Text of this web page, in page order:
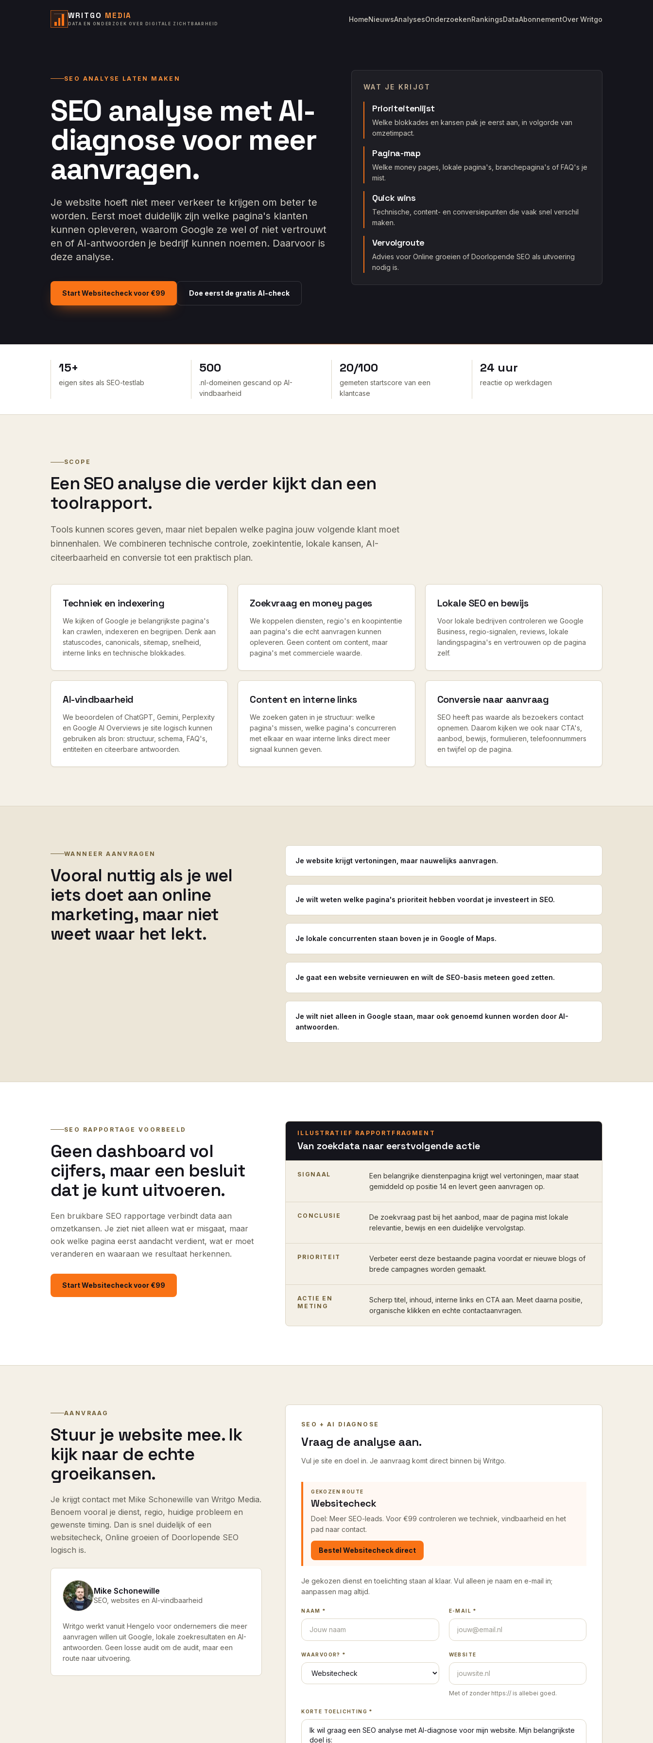
WRITGO MEDIA
DATA EN ONDERZOEK OVER DIGITALE ZICHTBAARHEID
HomeNieuwsAnalysesOnderzoekenRankingsDataAbonnementOver Writgo
SEO ANALYSE LATEN MAKEN
SEO analyse met AI-
diagnose voor meer
aanvragen.
Je website hoeft niet meer verkeer te krijgen om beter te
worden. Eerst moet duidelijk zijn welke pagina's klanten
kunnen opleveren, waarom Google ze wel of niet vertrouwt
en of AI-antwoorden je bedrijf kunnen noemen. Daarvoor is
deze analyse.
Start Websitecheck voor €99 Doe eerst de gratis AI-check
WAT JE KRIJGT
Prioriteitenlijst
Welke blokkades en kansen pak je eerst aan, in volgorde van
omzetimpact.
Pagina-map
Welke money pages, lokale pagina's, branchepagina's of FAQ's je
mist.
Quick wins
Technische, content- en conversiepunten die vaak snel verschil
maken.
Vervolgroute
Advies voor Online groeien of Doorlopende SEO als uitvoering
nodig is.
15+
eigen sites als SEO-testlab
500
.nl-domeinen gescand op AI-
vindbaarheid
20/100
gemeten startscore van een
klantcase
24 uur
reactie op werkdagen
SCOPE
Een SEO analyse die verder kijkt dan een
toolrapport.
Tools kunnen scores geven, maar niet bepalen welke pagina jouw volgende klant moet
binnenhalen. We combineren technische controle, zoekintentie, lokale kansen, AI-
citeerbaarheid en conversie tot een praktisch plan.
Techniek en indexering
We kijken of Google je belangrijkste pagina's
kan crawlen, indexeren en begrijpen. Denk aan
statuscodes, canonicals, sitemap, snelheid,
interne links en technische blokkades.
Zoekvraag en money pages
We koppelen diensten, regio's en koopintentie
aan pagina's die echt aanvragen kunnen
opleveren. Geen content om content, maar
pagina's met commerciele waarde.
Lokale SEO en bewijs
Voor lokale bedrijven controleren we Google
Business, regio-signalen, reviews, lokale
landingspagina's en vertrouwen op de pagina
zelf.
AI-vindbaarheid
We beoordelen of ChatGPT, Gemini, Perplexity
en Google AI Overviews je site logisch kunnen
gebruiken als bron: structuur, schema, FAQ's,
entiteiten en citeerbare antwoorden.
Content en interne links
We zoeken gaten in je structuur: welke
pagina's missen, welke pagina's concurreren
met elkaar en waar interne links direct meer
signaal kunnen geven.
Conversie naar aanvraag
SEO heeft pas waarde als bezoekers contact
opnemen. Daarom kijken we ook naar CTA's,
aanbod, bewijs, formulieren, telefoonnummers
en twijfel op de pagina.
WANNEER AANVRAGEN
Vooral nuttig als je wel
iets doet aan online
marketing, maar niet
weet waar het lekt.
Je website krijgt vertoningen, maar nauwelijks aanvragen.
Je wilt weten welke pagina's prioriteit hebben voordat je investeert in SEO.
Je lokale concurrenten staan boven je in Google of Maps.
Je gaat een website vernieuwen en wilt de SEO-basis meteen goed zetten.
Je wilt niet alleen in Google staan, maar ook genoemd kunnen worden door AI-
antwoorden.
SEO RAPPORTAGE VOORBEELD
Geen dashboard vol
cijfers, maar een besluit
dat je kunt uitvoeren.
Een bruikbare SEO rapportage verbindt data aan
omzetkansen. Je ziet niet alleen wat er misgaat, maar
ook welke pagina eerst aandacht verdient, wat er moet
veranderen en waaraan we resultaat herkennen.
Start Websitecheck voor €99
ILLUSTRATIEF RAPPORTFRAGMENT
Van zoekdata naar eerstvolgende actie
SIGNAAL
Een belangrijke dienstenpagina krijgt wel vertoningen, maar staat
gemiddeld op positie 14 en levert geen aanvragen op.
CONCLUSIE
De zoekvraag past bij het aanbod, maar de pagina mist lokale
relevantie, bewijs en een duidelijke vervolgstap.
PRIORITEIT
Verbeter eerst deze bestaande pagina voordat er nieuwe blogs of
brede campagnes worden gemaakt.
ACTIE EN
METING
Scherp titel, inhoud, interne links en CTA aan. Meet daarna positie,
organische klikken en echte contactaanvragen.
AANVRAAG
Stuur je website mee. Ik
kijk naar de echte
groeikansen.
Je krijgt contact met Mike Schonewille van Writgo Media.
Benoem vooral je dienst, regio, huidige probleem en
gewenste timing. Dan is snel duidelijk of een
websitecheck, Online groeien of Doorlopende SEO
logisch is.
Mike Schonewille
SEO, websites en AI-vindbaarheid
Writgo werkt vanuit Hengelo voor ondernemers die meer
aanvragen willen uit Google, lokale zoekresultaten en AI-
antwoorden. Geen losse audit om de audit, maar een
route naar uitvoering.
SEO + AI DIAGNOSE
Vraag de analyse aan.
Vul je site en doel in. Je aanvraag komt direct binnen bij Writgo.
GEKOZEN ROUTE
Websitecheck
Doel: Meer SEO-leads.Voor €99 controleren we techniek, vindbaarheid en het
pad naar contact.
BestelWebsitecheck direct
Je gekozen dienst en toelichting staan al klaar. Vul alleen je naam en e-mail in;
aanpassen mag altijd.
NAAM * E-MAIL *
WAARVOOR? * WEBSITE
Met of zonder https:// is allebei goed.
KORTE TOELICHTING *